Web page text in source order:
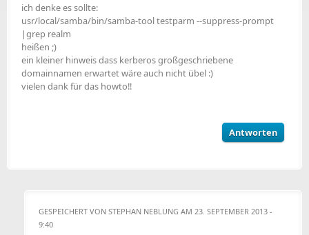
ich denke es sollte:
usr/local/samba/bin/samba-tool testparm --suppress-prompt
|grep realm
heißen ;)
ein kleiner hinweis dass kerberos großgeschriebene
domainnamen erwartet wäre auch nicht übel :)
vielen dank für das howto!!
Antworten
GESPEICHERT VON STEPHAN NEBLUNG AM 23. SEPTEMBER 2013 -
9:40